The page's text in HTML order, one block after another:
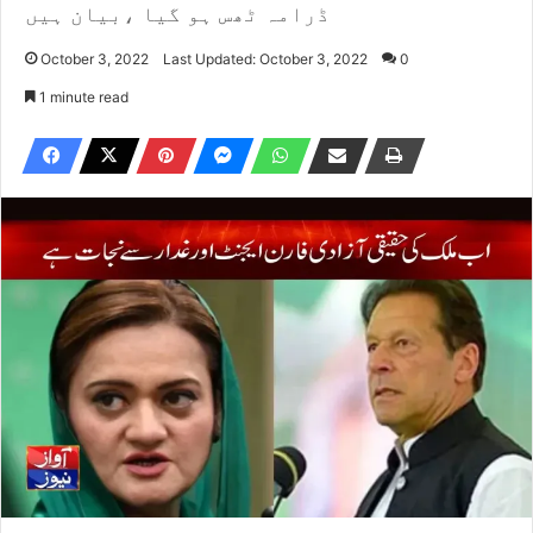
ڈرامہ ٹھس ہو گیا ،بیان ہیں
October 3, 2022 Last Updated: October 3, 2022 0
1 minute read